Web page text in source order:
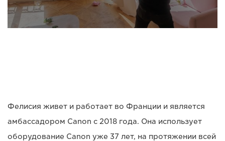
Фелисия живет и работает во Франции и является
амбассадором Canon с 2018 года. Она использует
оборудование Canon уже 37 лет, на протяжении всей